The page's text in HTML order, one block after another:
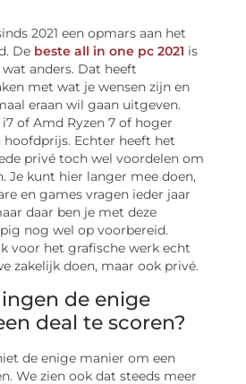
2021 een opmars aan het
De beste all in one pc 2021 is
anders. Dat heeft
met wat je wensen zijn en
eraan wil gaan uitgeven.
of Amd Ryzen 7 of hoger
hoofdprijs. Echter heeft het
privé toch wel voordelen om
Je kunt hier langer mee doen,
en games vragen ieder jaar
daar ben je met deze
nog wel op voorbereid.
voor het grafische werk echt
zakelijk doen, maar ook privé.
de enige
deal te scoren?
de enige manier om een
We zien ook dat steeds meer